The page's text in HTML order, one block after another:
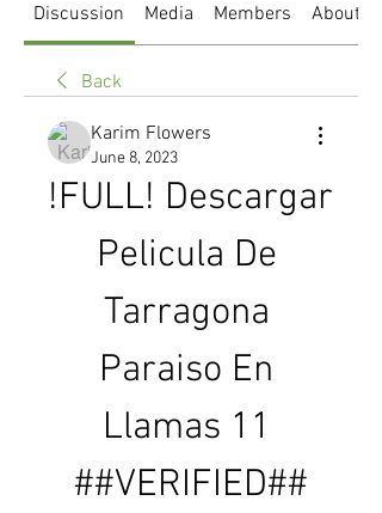
Discussion Media Members About
Back
Karim Flowers
June 8, 2023
!FULL! Descargar
Pelicula De
Tarragona
Paraiso En
Llamas 11
##VERIFIED##